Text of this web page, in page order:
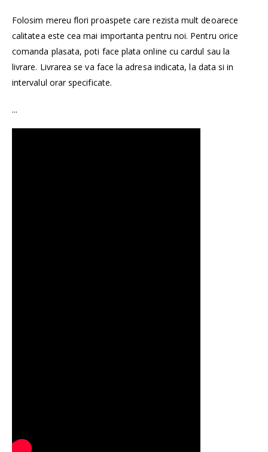
Folosim mereu flori proaspete care rezista mult deoarece
calitatea este cea mai importanta pentru noi. Pentru orice
comanda plasata, poti face plata online cu cardul sau la
livrare. Livrarea se va face la adresa indicata, la data si in
intervalul orar specificate.
...